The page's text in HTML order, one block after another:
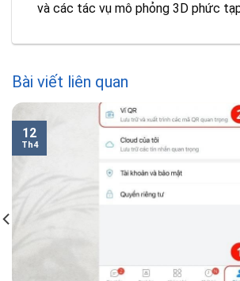
và các tác vụ mô phỏng 3D phức
Bài viết liên quan
12
Th4